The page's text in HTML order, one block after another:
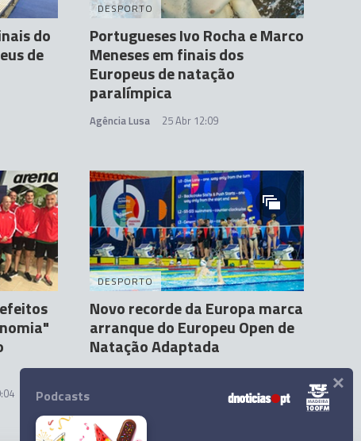
do
de
DESPORTO
Portugueses Ivo Rocha e Marco
Meneses em finais dos
Europeus de natação
paralímpica
Agência Lusa 25 Abr 12:09
DESPORTO
Novo recorde da Europa marca
arranque do Europeu Open de
Natação Adaptada
Podcasts ×